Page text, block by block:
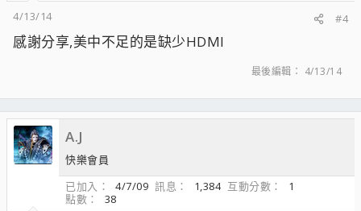
4/13/14
#4
感謝分享,美中不足的是缺少HDMI
最後編輯： 4/13/14
A.J
快樂會員
已加入
4/7/09 訊息 1,384 互動分數
1
點數
38